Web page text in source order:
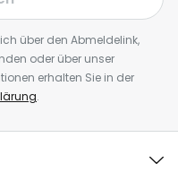
über den Abmeldelink,
oder über unser
erhalten Sie in der
.